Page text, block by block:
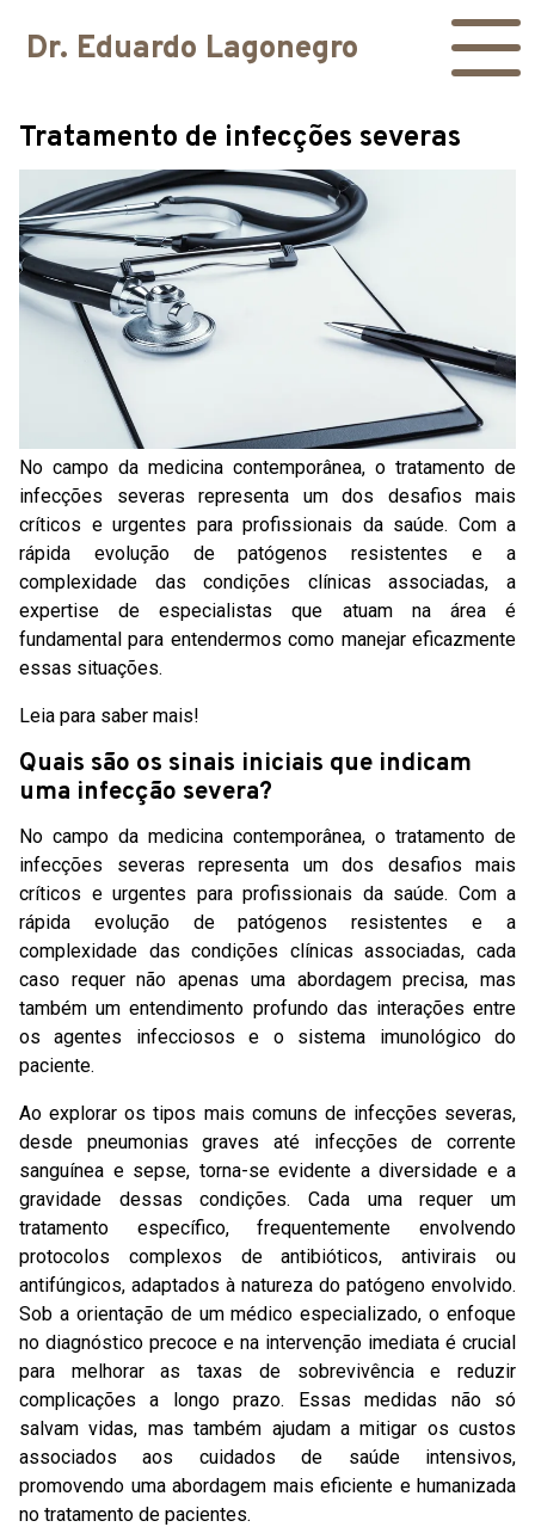
Dr. Eduardo Lagonegro
Tratamento de infecções severas
No campo da medicina contemporânea, o tratamento de
infecções severas representa um dos desafios mais
críticos e urgentes para profissionais da saúde. Com a
rápida evolução de patógenos resistentes e a
complexidade das condições clínicas associadas, a
expertise de especialistas que atuam na área é
fundamental para entendermos como manejar eficazmente
essas situações.
Leia para saber mais!
Quais são os sinais iniciais que indicam
uma infecção severa?
No campo da medicina contemporânea, o tratamento de
infecções severas representa um dos desafios mais
críticos e urgentes para profissionais da saúde. Com a
rápida evolução de patógenos resistentes e a
complexidade das condições clínicas associadas, cada
caso requer não apenas uma abordagem precisa, mas
também um entendimento profundo das interações entre
os agentes infecciosos e o sistema imunológico do
paciente.
Ao explorar os tipos mais comuns de infecções severas,
desde pneumonias graves até infecções de corrente
sanguínea e sepse, torna-se evidente a diversidade e a
gravidade dessas condições. Cada uma requer um
tratamento específico, frequentemente envolvendo
protocolos complexos de antibióticos, antivirais ou
antifúngicos, adaptados à natureza do patógeno envolvido.
Sob a orientação de um médico especializado, o enfoque
no diagnóstico precoce e na intervenção imediata é crucial
para melhorar as taxas de sobrevivência e reduzir
complicações a longo prazo. Essas medidas não só
salvam vidas, mas também ajudam a mitigar os custos
associados aos cuidados de saúde intensivos,
promovendo uma abordagem mais eficiente e humanizada
no tratamento de pacientes.